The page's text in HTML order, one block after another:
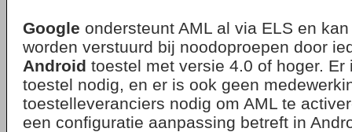
Google ondersteunt AML al via ELS en
worden verstuurd bij noodoproepen door
Android toestel met versie 4.0 of hoger. Er
toestel nodig, en er is ook geen
toestelleveranciers nodig om AML te
een configuratie aanpassing betreft in